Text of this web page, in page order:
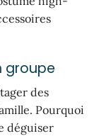
groupe
des
Pourquoi
déguiser